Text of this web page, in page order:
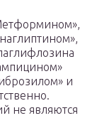
и
не являются